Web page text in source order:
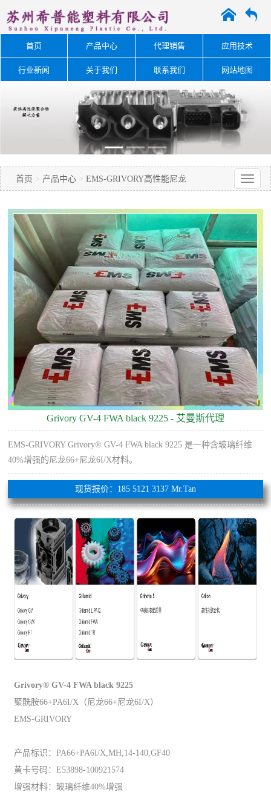
A O
首页 产品中心 代理销售 应用技术
行业新闻 关于我们 联系我们 网站地图
首页 > 产品中心 > EMS-GRIVORY高性能尼龙
Grivory GV-4 FWA black 9225 - 艾曼斯代理
EMS-GRIVORY Grivory® GV-4 FWA black 9225 是一种含玻璃纤维
40%增强的尼龙66+尼龙6I/X材料。
现货报价：185 5121 3137 Mr.Tan
Grivory® GV-4 FWA black 9225
聚酰胺66+PA6I/X（尼龙66+尼龙6I/X）
EMS-GRIVORY
产品标识：PA66+PA6I/X,MH,14-140,GF40
黄卡号码：E53898-100921574
增强材料：玻璃纤维40%增强